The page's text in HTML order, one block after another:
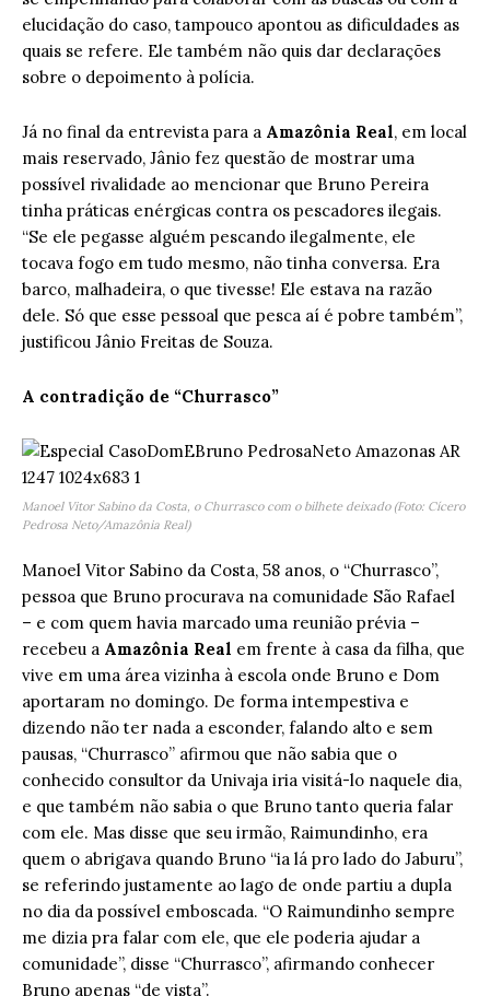
elucidação do caso, tampouco apontou as dificuldades as
quais se refere. Ele também não quis dar declarações
sobre o depoimento à polícia.
Já no final da entrevista para a Amazônia Real, em local
mais reservado, Jânio fez questão de mostrar uma
possível rivalidade ao mencionar que Bruno Pereira
tinha práticas enérgicas contra os pescadores ilegais.
“Se ele pegasse alguém pescando ilegalmente, ele
tocava fogo em tudo mesmo, não tinha conversa. Era
barco, malhadeira, o que tivesse! Ele estava na razão
dele. Só que esse pessoal que pesca aí é pobre também”,
justificou Jânio Freitas de Souza.
A contradição de “Churrasco”
Manoel Vitor Sabino da Costa, o Churrasco com o bilhete deixado (Foto: Cícero
Pedrosa Neto/Amazônia Real)
Manoel Vitor Sabino da Costa, 58 anos, o “Churrasco”,
pessoa que Bruno procurava na comunidade São Rafael
– e com quem havia marcado uma reunião prévia –
recebeu a Amazônia Real em frente à casa da filha, que
vive em uma área vizinha à escola onde Bruno e Dom
aportaram no domingo. De forma intempestiva e
dizendo não ter nada a esconder, falando alto e sem
pausas, “Churrasco” afirmou que não sabia que o
conhecido consultor da Univaja iria visitá-lo naquele dia,
e que também não sabia o que Bruno tanto queria falar
com ele. Mas disse que seu irmão, Raimundinho, era
quem o abrigava quando Bruno “ia lá pro lado do Jaburu”,
se referindo justamente ao lago de onde partiu a dupla
no dia da possível emboscada. “O Raimundinho sempre
me dizia pra falar com ele, que ele poderia ajudar a
comunidade”, disse “Churrasco”, afirmando conhecer
Bruno apenas “de vista”.